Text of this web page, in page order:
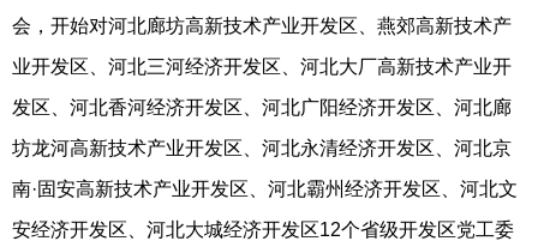
会，开始对河北廊坊高新技术产业开发区、燕郊高新技术产
业开发区、河北三河经济开发区、河北大厂高新技术产业开
发区、河北香河经济开发区、河北广阳经济开发区、河北廊
坊龙河高新技术产业开发区、河北永清经济开发区、河北京
南·固安高新技术产业开发区、河北霸州经济开发区、河北文
安经济开发区、河北大城经济开发区12个省级开发区党工委